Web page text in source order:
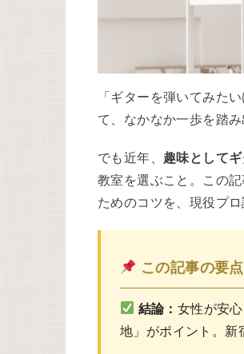
「ギターを弾いてみた
て、なかなか一歩を踏
でも近年、 趣味として
教室を選ぶこと。この
ためのコツを、現役プロ
この記事の要点
結論： 女性が安
地」がポイント。新